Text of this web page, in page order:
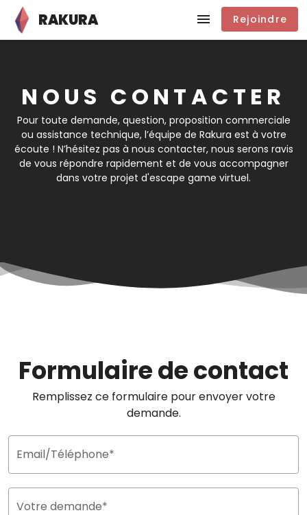
RAKURA Rejoindre
NOUS CONTACTER
Pour toute demande, question, proposition commerciale
ou assistance technique, l’équipe de Rakura est à votre
écoute ! N’hésitez pas à nous contacter, nous serons ravis
de vous répondre rapidement et de vous accompagner
dans votre projet d'escape game virtuel.
Formulaire de contact
Remplissez ce formulaire pour envoyer votre
demande.
Email/Téléphone*
Votre demande*